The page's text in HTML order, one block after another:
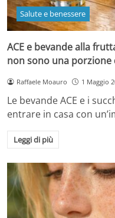
Salute e benessere
ACE e bevande alla
non sono una
Raffaele Moauro 1 Maggio
Le bevande ACE e i
entrare in casa con
Leggi di più